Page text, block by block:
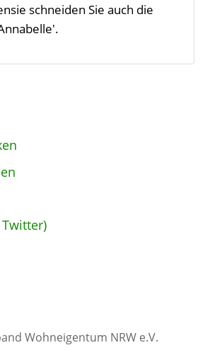
schneiden Sie auch die
Wohneigentum NRW e.V.